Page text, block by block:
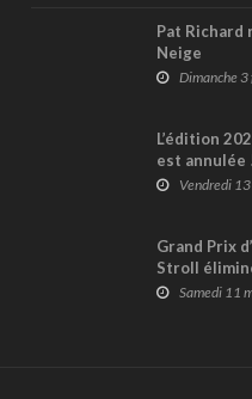
Pat Richard
Neige
Dimanche
L’édition
est annulée
Vendredi
Grand Prix
Stroll
en F2 !Samedi 11